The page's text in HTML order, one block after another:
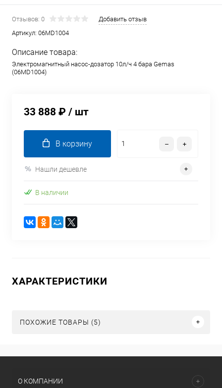
Отзывов: 0
Добавить отзыв
Артикул: 06MD1004
Описание товара:
Электромагнитный насос-дозатор 10л/ч 4 бара Gemas
(06MD1004)
33 888 ₽ / шт
В корзину
Нашли дешевле
В наличии
ХАРАКТЕРИСТИКИ
ПОХОЖИЕ ТОВАРЫ (5)
О КОМПАНИИ